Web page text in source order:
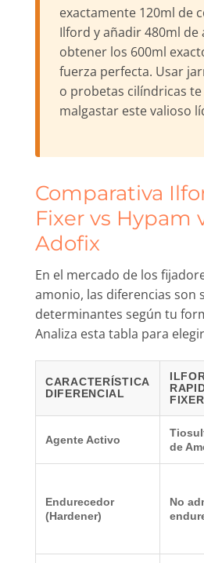
exactamente 120ml de
Ilford y añadir 480ml de
obtener los 600ml
fuerza perfecta. Usar
o probetas cilíndricas
malgastar este valioso
Comparativa
Fixer vs Hypam
Adofix
En el mercado de los
amonio, las diferencias son
determinantes según tu
Analiza esta tabla para
CARACTERÍSTICA
DIFERENCIAL
FIXER
Agente Activo
de
Endurecedor
(Hardener)
No